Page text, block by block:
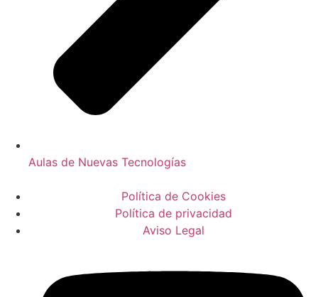
Aulas de Nuevas Tecnologías
Política de Cookies
Política de privacidad
Aviso Legal